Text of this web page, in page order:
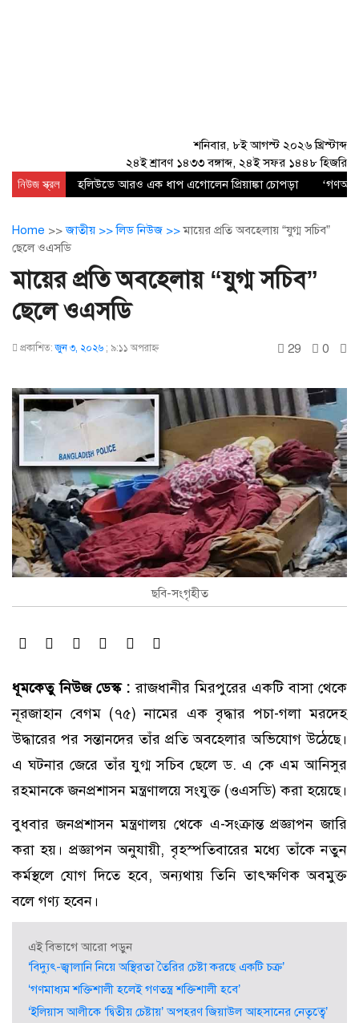
শনিবার, ৮ই আগস্ট ২০২৬ খ্রিস্টাব্দ
২৪ই শ্রাবণ ১৪৩৩ বঙ্গাব্দ, ২৪ই সফর ১৪৪৮ হিজরি
নিউজ স্ক্রল হলিউডে আরও এক ধাপ এগোলেন প্রিয়াঙ্কা চোপড়া
Home >>জাতীয় >>লিড নিউজ >>মায়ের প্রতি অবহেলায় “যুগ্ম সচিব”
ছেলে ওএসডি
মায়ের প্রতি অবহেলায় “যুগ্ম সচিব”
ছেলে ওএসডি
প্রকাশিত:জুন ৩, ২০২৬ ; ৯:১১ অপরাহ্ণ 29 0
ছবি-সংগৃহীত
ধূমকেতু নিউজ ডেস্ক :রাজধানীর মিরপুরের একটি বাসা থেকে
নূরজাহান বেগম (৭৫) নামের এক বৃদ্ধার পচা-গলা মরদেহ
উদ্ধারের পর সন্তানদের তাঁর প্রতি অবহেলার অভিযোগ উঠেছে।
এ ঘটনার জেরে তাঁর যুগ্ম সচিব ছেলে ড. এ কে এম আনিসুর
রহমানকে জনপ্রশাসন মন্ত্রণালয়ে সংযুক্ত (ওএসডি) করা হয়েছে।
বুধবার জনপ্রশাসন মন্ত্রণালয় থেকে এ-সংক্রান্ত প্রজ্ঞাপন জারি
করা হয়। প্রজ্ঞাপন অনুযায়ী, বৃহস্পতিবারের মধ্যে তাঁকে নতুন
কর্মস্থলে যোগ দিতে হবে, অন্যথায় তিনি তাৎক্ষণিক অবমুক্ত
বলে গণ্য হবেন।
এই বিভাগে আরো পড়ুন
‘বিদ্যুৎ-জ্বালানি নিয়ে অস্থিরতা তৈরির চেষ্টা করছে একটি চক্র’
‘গণমাধ্যম শক্তিশালী হলেই গণতন্ত্র শক্তিশালী হবে’
‘ইলিয়াস আলীকে ‘দ্বিতীয় চেষ্টায়’ অপহরণ জিয়াউল আহসানের নেতৃত্বে’